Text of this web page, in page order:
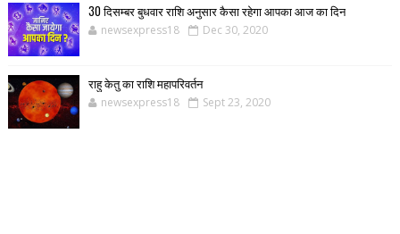
30 दिसम्बर बुधवार राशि अनुसार कैसा रहेगा आपका आज का दिन
newsexpress18 Dec 30, 2020
राहु केतु का राशि महापरिवर्तन
newsexpress18 Sept 23, 2020